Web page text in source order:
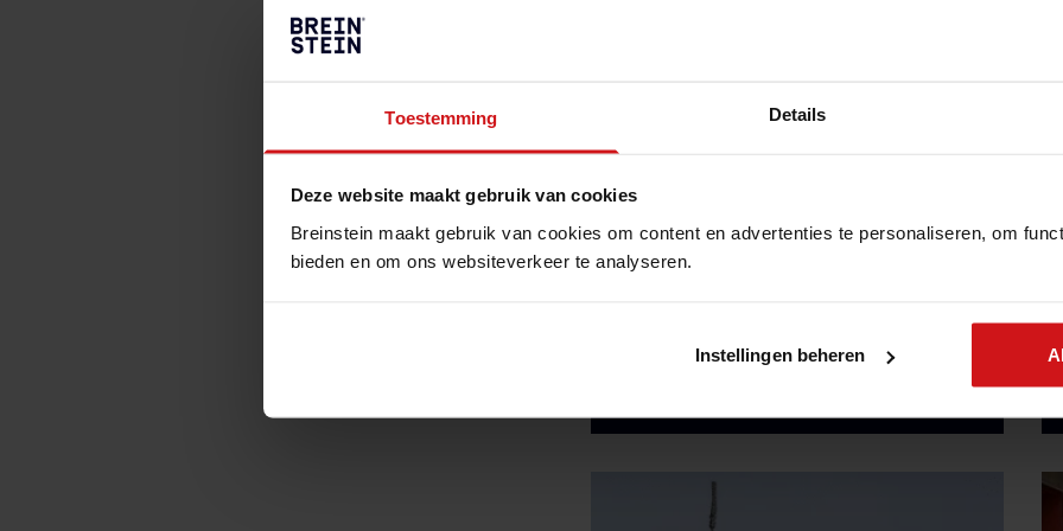
Toestemming Details
Deze website maakt gebruik van cookies
Breinstein maakt gebruik van cookies om content en advertenties te personaliseren, om
bieden en om ons websiteverkeer te analyseren.
Instellingen beheren
CISO as a Service, wat het is en
wanneer heb je een externe CISO